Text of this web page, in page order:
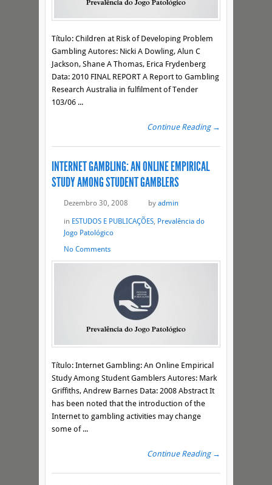
Título: Children at Risk of Developing Problem
Gambling Autores: Nicki A Dowling, Alun C
Jackson, Shane A Thomas, Erica Frydenberg
Data: 2010 FINAL REPORT A Report to Gambling
Research Australia in fulfilment of Tender
103/06 ...
Continue Reading →
INTERNET GAMBLING: AN ONLINE EMPIRICAL
STUDY AMONG STUDENT GAMBLERS
Dezembro 30, 2008 by admin
in ESTUDOS E PUBLICAÇÕES Prevalência do
Jogo Patológico
No Comments
Título: Internet Gambling: An Online Empirical
Study Among Student Gamblers Autores: Mark
Griffiths, Andrew Barnes Data: 2008 Abstract It
has been noted that the introduction of the
Internet to gambling activities may change
some of ...
Continue Reading →